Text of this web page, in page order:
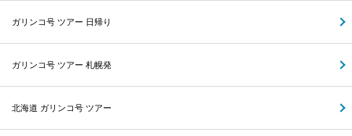
ガリンコ号 ツアー 日帰り
ガリンコ号 ツアー 札幌発
北海道 ガリンコ号 ツアー